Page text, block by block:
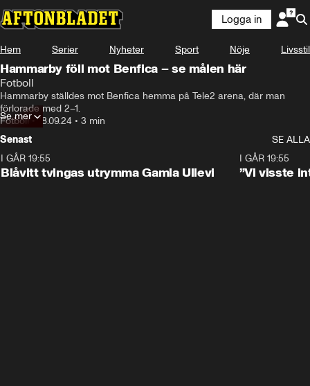
Logga in
Hem Serier Nyheter Sport Nöje Livsstil
Hammarby föll mot Benfica – se målen här
Fotboll
Hammarby ställdes mot Benfica hemma på Tele2 arena, där man
förlorade med 2–1.
Fotboll•18.09.24 • 3 min
Se mer
Senast
SE ALLA
I GÅR 19:55
Blåvitt tvingas utrymma Gamla Ullevi
I GÅR 19:55
”Vi visste